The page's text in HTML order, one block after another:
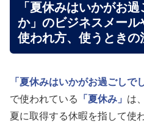
「夏休みはいかがお
か」のビジネスメー
使われ方、使うときの
「夏休みはいかがお過ごしで
で使われている
「夏休み」 は
夏に取得する休暇を指して使